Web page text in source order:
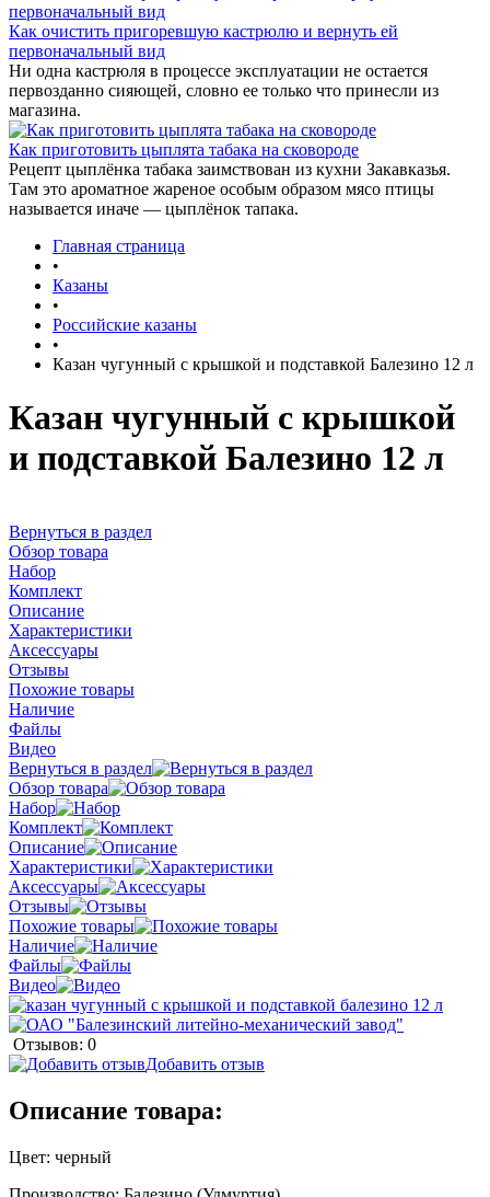
Как очистить пригоревшую кастрюлю и вернуть ей
первоначальный вид
Ни одна кастрюля в процессе эксплуатации не остается
первозданно сияющей, словно ее только что принесли из
магазина.
Как приготовить цыплята табака на сковороде
Рецепт цыплёнка табака заимствован из кухни Закавказья.
Там это ароматное жареное особым образом мясо птицы
называется иначе — цыплёнок тапака.
Главная страница
•
Казаны
•
Российские казаны
•
Казан чугунный с крышкой и подставкой Балезино 12 л
Казан чугунный с крышкой
и подставкой Балезино 12 л
Вернуться в раздел
Обзор товара
Набор
Комплект
Описание
Характеристики
Аксессуары
Отзывы
Похожие товары
Наличие
Файлы
Видео
Вернуться в раздел
Обзор товара
Набор
Комплект
Описание
Характеристики
Аксессуары
Отзывы
Похожие товары
Наличие
Файлы
Видео
Отзывов: 0
Добавить отзыв
Описание товара:
Цвет: черный